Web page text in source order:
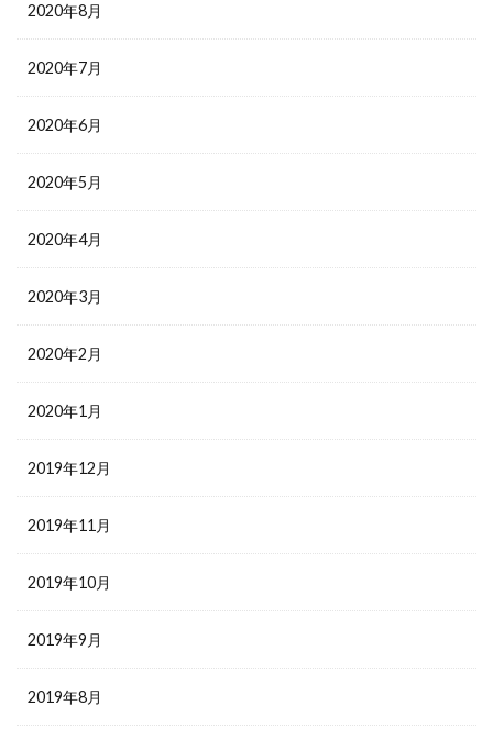
2020年8月
2020年7月
2020年6月
2020年5月
2020年4月
2020年3月
2020年2月
2020年1月
2019年12月
2019年11月
2019年10月
2019年9月
2019年8月